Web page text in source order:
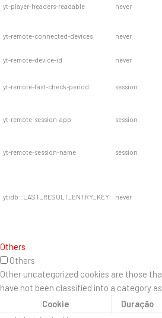
yt-player-headers-readable never
yt-remote-connected-devices never
yt-remote-device-id never
yt-remote-fast-check-period session
yt-remote-session-app session
yt-remote-session-name session
ytidb::LAST_RESULT_ENTRY_KEY never
Others
Others
Other uncategorized cookies are those
have not been classified into a category as
Cookie
Duração